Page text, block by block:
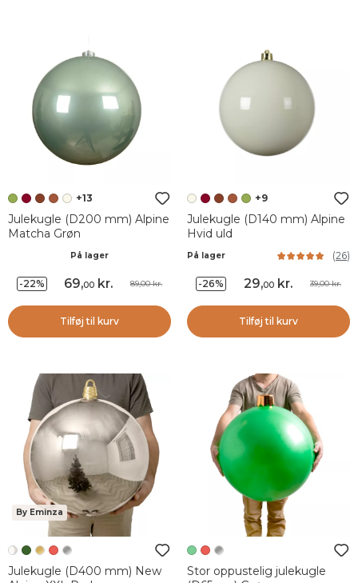
+13
Julekugle (D200 mm) Alpine
Matcha Grøn
På lager
-22% 69,00 kr. 89,00 kr.
Tilføj til kurv
+9
Julekugle (D140 mm) Alpine
Hvid uld
På lager (26)
-26% 29,00 kr. 39,00 kr.
Tilføj til kurv
By Eminza
Julekugle (D400 mm) New
Stor oppustelig julekugle